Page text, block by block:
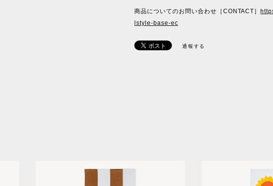
商品についてのお問い合わせ［CONTACT］
lstyle-base-ec
通報する